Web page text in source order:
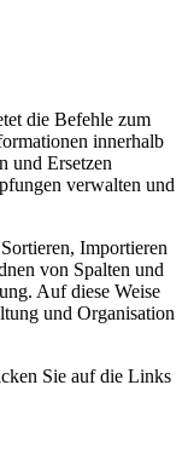
die Befehle zum
innerhalb
und Ersetzen
verwalten und
Importieren
von Spalten und
Auf diese Weise
und Organisation
Sie auf die Links